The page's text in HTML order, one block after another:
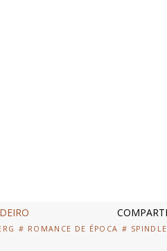
# ROMANCE DE ÉPOCA #